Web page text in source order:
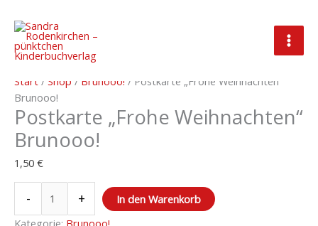
Inhalt
springen
Start / Shop / Brunooo! / Postkarte „Frohe Weihnachten“
Brunooo!
Postkarte „Frohe Weihnachten“
Brunooo!
1,50 €
-
Postkarte
"Frohe
Weihnachten"
Brunooo!
Menge
+
In den Warenkorb
Kategorie: Brunooo!